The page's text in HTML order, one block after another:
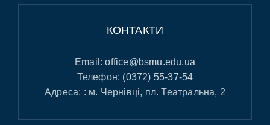
КОНТАКТИ
Email:office@bsmu.edu.ua
Телефон: (0372) 55-37-54
Адреса: : м. Чернівці, пл. Театральна, 2